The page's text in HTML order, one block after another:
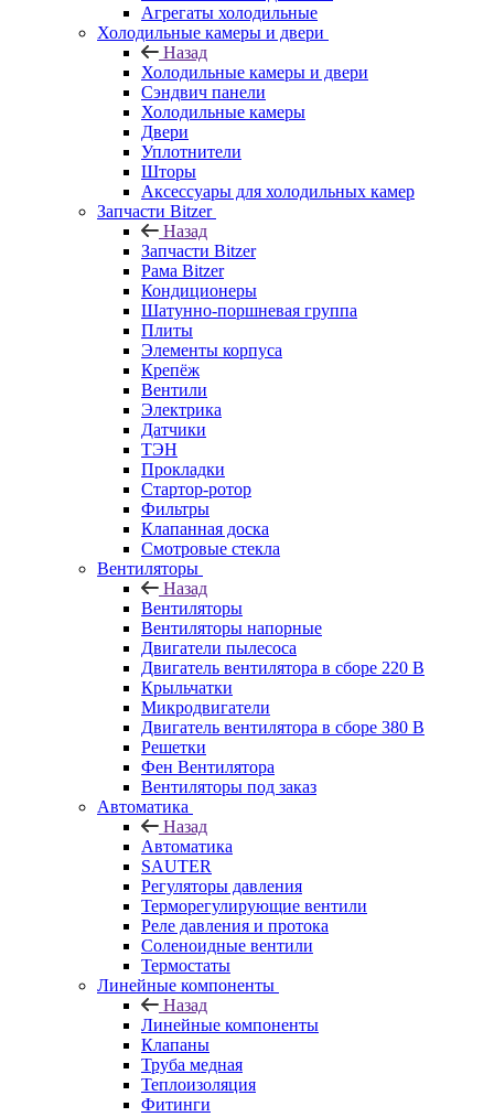
Агрегаты холодильные
Холодильные камеры и двери
Назад
Холодильные камеры и двери
Сэндвич панели
Холодильные камеры
Двери
Уплотнители
Шторы
Аксессуары для холодильных камер
Запчасти Bitzer
Назад
Запчасти Bitzer
Рама Bitzer
Кондиционеры
Шатунно-поршневая группа
Плиты
Элементы корпуса
Крепёж
Вентили
Электрика
Датчики
ТЭН
Прокладки
Стартор-ротор
Фильтры
Клапанная доска
Смотровые стекла
Вентиляторы
Назад
Вентиляторы
Вентиляторы напорные
Двигатели пылесоса
Двигатель вентилятора в сборе 220 В
Крыльчатки
Микродвигатели
Двигатель вентилятора в сборе 380 В
Решетки
Фен Вентилятора
Вентиляторы под заказ
Автоматика
Назад
Автоматика
SAUTER
Регуляторы давления
Терморегулирующие вентили
Реле давления и протока
Соленоидные вентили
Термостаты
Линейные компоненты
Назад
Линейные компоненты
Клапаны
Труба медная
Теплоизоляция
Фитинги